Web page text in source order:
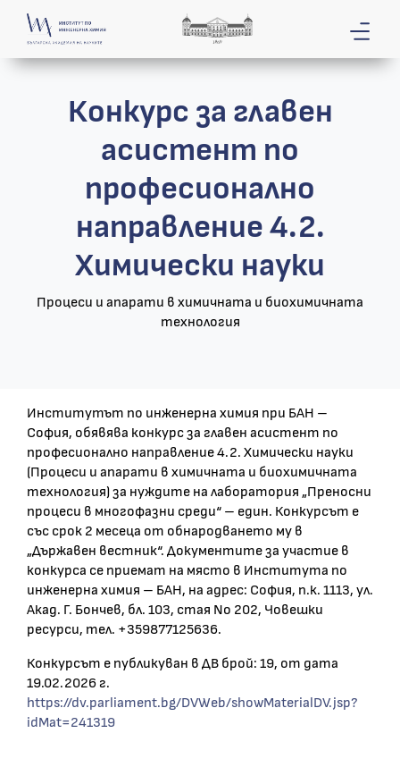
Конкурс за главен
асистент по
професионално
направление 4.2.
Химически науки
Процеси и апарати в химичната и биохимичната
технология
Институтът по инженерна химия при БАН –
София, обявява конкурс за главен асистент по
професионално направление 4.2. Химически науки
(Процеси и апарати в химичната и биохимичната
технология) за нуждите на лаборатория „Преносни
процеси в многофазни среди“ – един. Конкурсът е
със срок 2 месеца от обнародването му в
„Държавен вестник“. Документите за участие в
конкурса се приемат на място в Института по
инженерна химия – БАН, на адрес: София, п.к. 1113, ул.
Акад. Г. Бончев, бл. 103, стая No 202, Човешки
ресурси, тел. +359877125636.
Конкурсът е публикуван в ДВ брой: 19, от дата
19.02.2026 г.
https://dv.parliament.bg/DVWeb/showMaterialDV.jsp?
idMat=241319